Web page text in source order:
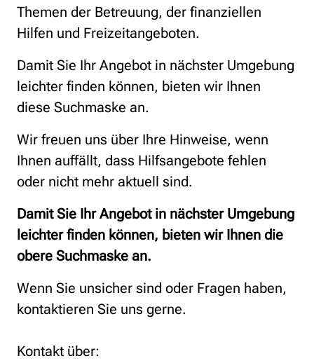
Themen der Betreuung, der finanziellen
Hilfen und Freizeitangeboten.
Damit Sie Ihr Angebot in nächster Umgebung
leichter finden können, bieten wir Ihnen
diese Suchmaske an.
Wir freuen uns über Ihre Hinweise, wenn
Ihnen auffällt, dass Hilfsangebote fehlen
oder nicht mehr aktuell sind.
Damit Sie Ihr Angebot in nächster Umgebung
leichter finden können, bieten wir Ihnen die
obere Suchmaske an.
Wenn Sie unsicher sind oder Fragen haben,
kontaktieren Sie uns gerne.
Kontakt über: